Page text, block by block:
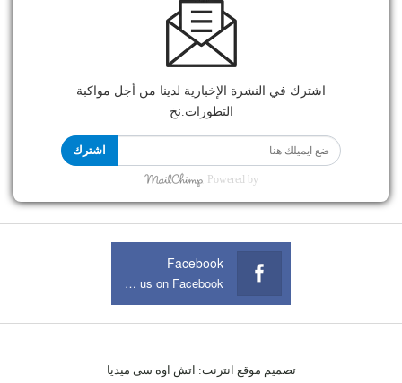
اشترك في النشرة الإخبارية لدينا من أجل مواكبة
التطورات.نخ
اشترك
Powered by
Facebook
Join us on Facebook
تصميم موقع انترنت: اتش اوه سى ميديا